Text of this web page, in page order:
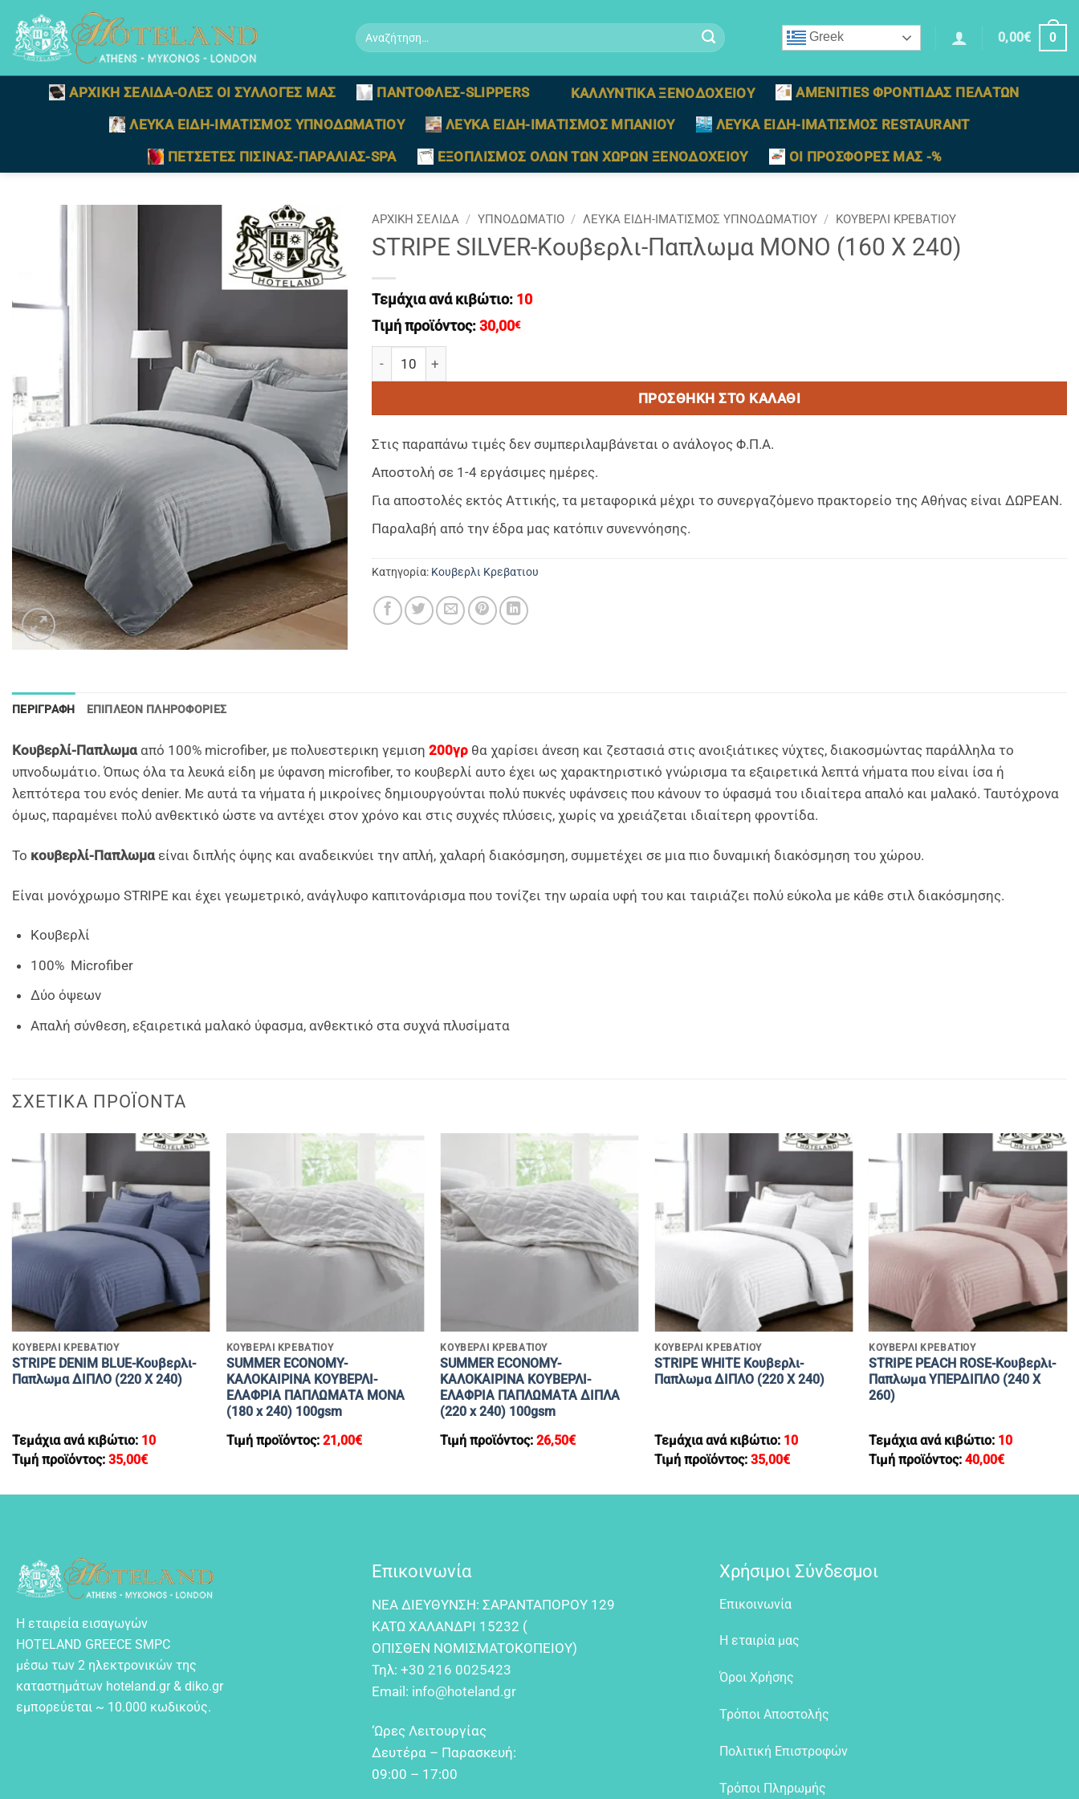
στο
περιεχόμενο
Αναζήτηση
για:
Greek 0,00€ 0
ΑΡΧΙΚΗ ΣΕΛΙΔΑ-ΟΛΕΣ ΟΙ ΣΥΛΛΟΓΕΣ ΜΑΣ ΠΑΝΤΟΦΛΕΣ-SLIPPERS ΚΑΛΛΥΝΤΙΚΑ ΞΕΝΟΔΟΧΕΙΟΥ
AMENITIES ΦΡΟΝΤΙΔΑΣ ΠΕΛΑΤΩΝ
ΛΕΥΚΑ ΕΙΔΗ-ΙΜΑΤΙΣΜΟΣ ΥΠΝΟΔΩΜΑΤΙΟΥ
ΛΕΥΚΑ ΕΙΔΗ-ΙΜΑΤΙΣΜΟΣ ΜΠΑΝΙΟΥ
ΛΕΥΚΑ ΕΙΔΗ-ΙΜΑΤΙΣΜΟΣ RESTAURANT
ΠΕΤΣΕΤΕΣ ΠΙΣΙΝΑΣ-ΠΑΡΑΛΙΑΣ-SPA
ΕΞΟΠΛΙΣΜΟΣ ΟΛΩΝ ΤΩΝ ΧΩΡΩΝ ΞΕΝΟΔΟΧΕΙΟΥ ΟΙ ΠΡΟΣΦΟΡΕΣ ΜΑΣ -%
ΑΡΧΙΚΉ ΣΕΛΊΔΑ / ΥΠΝΟΔΩΜΑΤΙΟ / ΛΕΥΚΑ ΕΙΔΗ-ΙΜΑΤΙΣΜΟΣ ΥΠΝΟΔΩΜΑΤΙΟΥ / ΚΟΥΒΕΡΛΙ ΚΡΕΒΑΤΙΟΥ
STRIPE SILVER-Κουβερλι-Παπλωμα ΜΟΝΟ (160 Χ 240)
Τεμάχια ανά κιβώτιο: 10
Τιμή προϊόντος: 30,00€
STRIPE SILVER-Κουβερλι-Παπλωμα ΜΟΝΟ (160 Χ 240) ποσότητα
ΠΡΟΣΘΉΚΗ ΣΤΟ ΚΑΛΆΘΙ
Στις παραπάνω τιμές δεν συμπεριλαμβάνεται ο ανάλογος Φ.Π.Α.
Αποστολή σε 1-4 εργάσιμες ημέρες.
Για αποστολές εκτός Αττικής, τα μεταφορικά μέχρι το συνεργαζόμενο πρακτορείο της Αθήνας είναι ΔΩΡΕΑΝ.
Παραλαβή από την έδρα μας κατόπιν συνεννόησης.
Κατηγορία: Κουβερλι Κρεβατιου
ΠΕΡΙΓΡΑΦΉ ΕΠΙΠΛΈΟΝ ΠΛΗΡΟΦΟΡΊΕΣ
Kουβερλί-Παπλωμααπό 100% microfiber, με πολυεστερικη γεμιση 200γρ θα χαρίσει άνεση και ζεστασιά στις ανοιξιάτικες νύχτες, διακοσμώντας παράλληλα το
υπνοδωμάτιο. Όπως όλα τα λευκά είδη με ύφανση microfiber, το κουβερλί αυτο έχει ως χαρακτηριστικό γνώρισμα τα εξαιρετικά λεπτά νήματα που είναι ίσα ή
λεπτότερα του ενός denier. Με αυτά τα νήματα ή μικροίνες δημιουργούνται πολύ πυκνές υφάνσεις που κάνουν το ύφασμά του ιδιαίτερα απαλό και μαλακό. Ταυτόχρονα
όμως, παραμένει πολύ ανθεκτικό ώστε να αντέχει στον χρόνο και στις συχνές πλύσεις, χωρίς να χρειάζεται ιδιαίτερη φροντίδα.
Το κουβερλί-Παπλωμα είναι διπλής όψης και αναδεικνύει την απλή, χαλαρή διακόσμηση, συμμετέχει σε μια πιο δυναμική διακόσμηση του χώρου.
Είναι μονόχρωμο STRIPE και έχει γεωμετρικό, ανάγλυφο καπιτονάρισμα που τονίζει την ωραία υφή του και ταιριάζει πολύ εύκολα με κάθε στιλ διακόσμησης.
Κουβερλί
100% Microfiber
Δύο όψεων
Απαλή σύνθεση, εξαιρετικά μαλακό ύφασμα, ανθεκτικό στα συχνά πλυσίματα
ΣΧΕΤΙΚΆ ΠΡΟΪΌΝΤΑ
+
ΚΟΥΒΕΡΛΙ ΚΡΕΒΑΤΙΟΥ
STRIPE DENIM BLUE-Κουβερλι-
Παπλωμα ΔΙΠΛΟ (220 Χ 240)
Τεμάχια ανά κιβώτιο: 10
Τιμή προϊόντος: 35,00€
ΚΟΥΒΕΡΛΙ ΚΡΕΒΑΤΙΟΥ
SUMMER ECONOMY-
ΚΑΛΟΚΑΙΡΙΝΑ ΚΟΥΒΕΡΛΙ-
ΕΛΑΦΡΙΑ ΠΑΠΛΩΜΑΤΑ ΜΟΝΑ
(180 x 240) 100gsm
Τιμή προϊόντος: 21,00€
ΚΟΥΒΕΡΛΙ ΚΡΕΒΑΤΙΟΥ
SUMMER ECONOMY-
ΚΑΛΟΚΑΙΡΙΝΑ ΚΟΥΒΕΡΛΙ-
ΕΛΑΦΡΙΑ ΠΑΠΛΩΜΑΤΑ ΔΙΠΛΑ
(220 x 240) 100gsm
Τιμή προϊόντος:26,50€
+
ΚΟΥΒΕΡΛΙ ΚΡΕΒΑΤΙΟΥ
STRIPE WHITE Κουβερλι-
Παπλωμα ΔΙΠΛΟ (220 Χ 240)
Τεμάχια ανά κιβώτιο: 10
Τιμή προϊόντος:35,00€
+
ΚΟΥΒΕΡΛΙ ΚΡΕΒΑΤΙΟΥ
STRIPE PEACH ROSE-Κουβερλι-
Παπλωμα ΥΠΕΡΔΙΠΛΟ (240 Χ
260)
Τεμάχια ανά κιβώτιο: 10
Τιμή προϊόντος: 40,00€
Η εταιρεία εισαγωγών
HOTELAND GREECE SMPC
μέσω των 2 ηλεκτρονικών της
καταστημάτων hoteland.gr & diko.gr
εμπορεύεται ~ 10.000 κωδικούς.
Επικοινωνία
NEA ΔIEYΘYNΣH: ΣAPANTAΠOPOY 129
KATΩ XAΛANΔPI 15232 (
OΠIΣΘEN NOMIΣMATOKOΠEIOY)
Τηλ: +30 216 0025423
Email: info@hoteland.gr
‘Ωρες Λειτουργίας
Δευτέρα – Παρασκευή:
09:00 – 17:00
Χρήσιμοι Σύνδεσμοι
Επικοινωνία
Η εταιρία μας
Όροι Χρήσης
Τρόποι Αποστολής
Πολιτική Επιστροφών
Τρόποι Πληρωμής